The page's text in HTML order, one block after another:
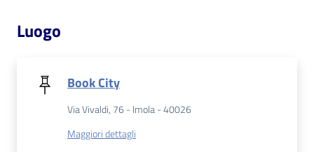
Patto
lettura
Luogo
Book City
Via Vivaldi, 76 - Imola - 40026
Maggiori dettagli